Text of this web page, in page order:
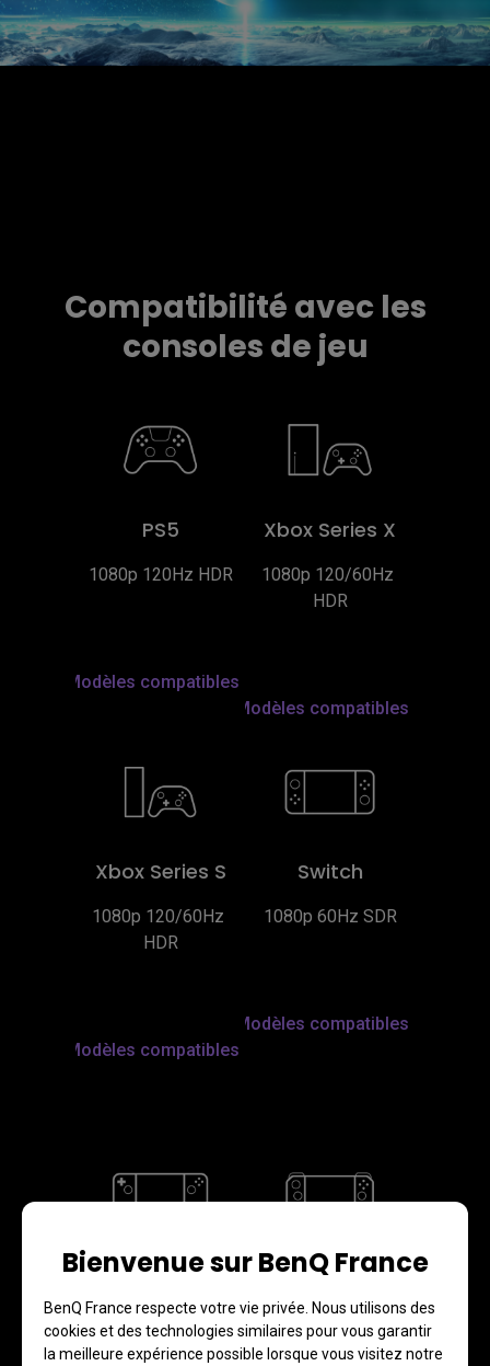
Bienvenue sur BenQ France
BenQ France respecte votre vie privée. Nous utilisons des
cookies et des technologies similaires pour vous garantir
la meilleure expérience possible lorsque vous visitez notre
Compatibilité avec les
consoles de jeu
PS5
1080p 120Hz HDR
Modèles compatibles
Xbox Series X
1080p 120/60Hz
HDR
Modèles compatibles
Xbox Series S
1080p 120/60Hz
HDR
Modèles compatibles
Switch
1080p 60Hz SDR
Modèles compatibles
Steam Deck
1080p 120Hz HDR
Ally
1080p 144Hz HDR